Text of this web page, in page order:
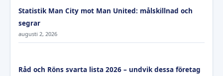
Statistik Man City mot Man United: målskillnad och
segrar
augusti 2, 2026
Råd och Röns svarta lista 2026 – undvik dessa företag